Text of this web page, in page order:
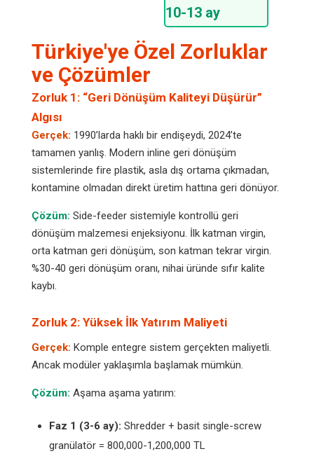
10-13 ay
Türkiye'ye Özel Zorluklar
ve Çözümler
Zorluk 1: “Geri Dönüşüm Kaliteyi Düşürür”
Algısı
Gerçek: 1990’larda haklı bir endişeydi, 2024’te
tamamen yanlış. Modern inline geri dönüşüm
sistemlerinde fire plastik, asla dış ortama çıkmadan,
kontamine olmadan direkt üretim hattına geri dönüyor.
Çözüm: Side-feeder sistemiyle kontrollü geri
dönüşüm malzemesi enjeksiyonu. İlk katman virgin,
orta katman geri dönüşüm, son katman tekrar virgin.
%30-40 geri dönüşüm oranı, nihai üründe sıfır kalite
kaybı.
Zorluk 2: Yüksek İlk Yatırım Maliyeti
Gerçek: Komple entegre sistem gerçekten maliyetli.
Ancak modüler yaklaşımla başlamak mümkün.
Çözüm: Aşama aşama yatırım:
Faz 1 (3-6 ay): Shredder + basit single-screw
granülatör = 800,000-1,200,000 TL